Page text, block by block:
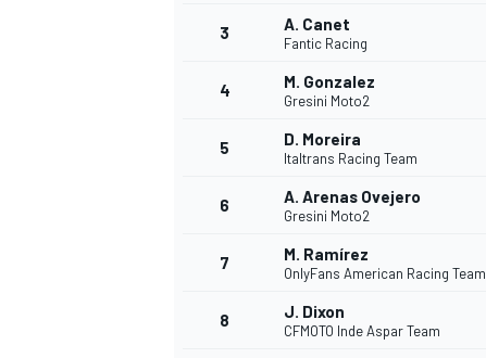
3 A. Canet
Fantic Racing
4 M. Gonzalez
Gresini Moto2
5 D. Moreira
Italtrans Racing Team
6 A. Arenas Ovejero
Gresini Moto2
7 M. Ramírez
OnlyFans American Racing Team
8 J. Dixon
CFMOTO Inde Aspar Team